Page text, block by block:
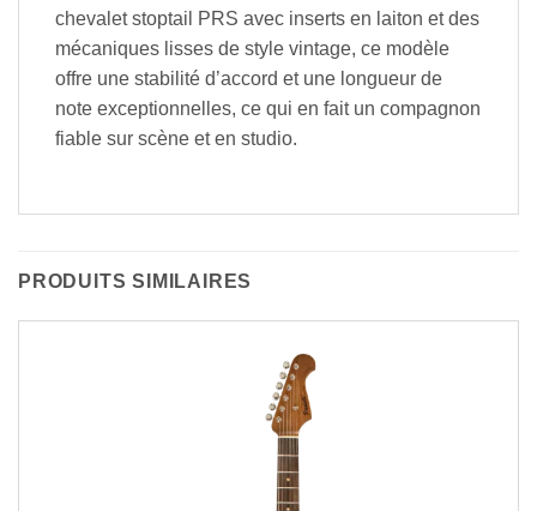
chevalet stoptail PRS avec inserts en laiton et des
mécaniques lisses de style vintage, ce modèle
offre une stabilité d’accord et une longueur de
note exceptionnelles, ce qui en fait un compagnon
fiable sur scène et en studio.
PRODUITS SIMILAIRES